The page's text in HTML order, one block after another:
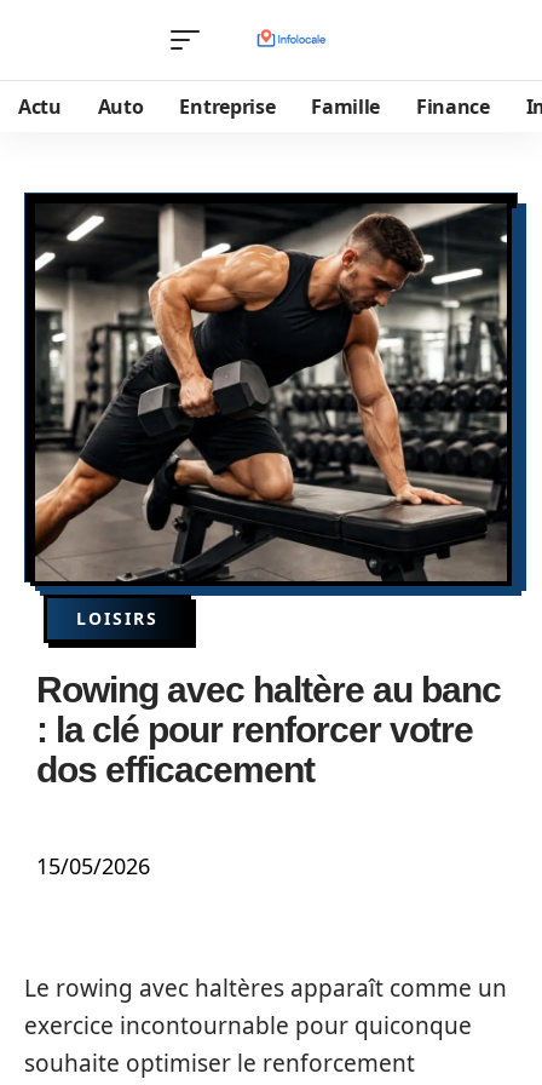
Actu Auto Entreprise Famille Finance
LOISIRS
Rowing avec haltère au banc
: la clé pour renforcer votre
dos efficacement
15/05/2026
Le rowing avec haltères apparaît comme un
exercice incontournable pour quiconque
souhaite optimiser le renforcement